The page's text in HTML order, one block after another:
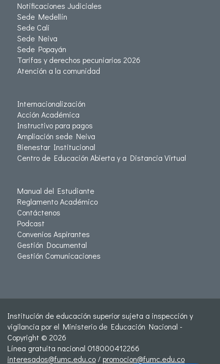
Notificaciones Judiciales
Sede Medellín
Sede Cali
Sede Neiva
Sede Popayán
Tarifas y derechos pecuniarios 2026
Atención a la comunidad
Internacionalización
Acción Académica
Instructivo para pagos
Ampliación sede Neiva
Bienestar Institucional
Centro de Educación Abierta y a Distancia Virtual
Manual del Estudiante
Reglamento Académico
Contáctenos
Podcast
Convenios Aspirantes
Gestión Documental
Gestión Comunicaciones
Institución de educación superior sujeta a inspección y
vigilancia por el Ministerio de Educación Nacional -
Copyright © 2026
Línea gratuita nacional 018000412266
interesados@fumc.edu.co /promocion@fumc.edu.co